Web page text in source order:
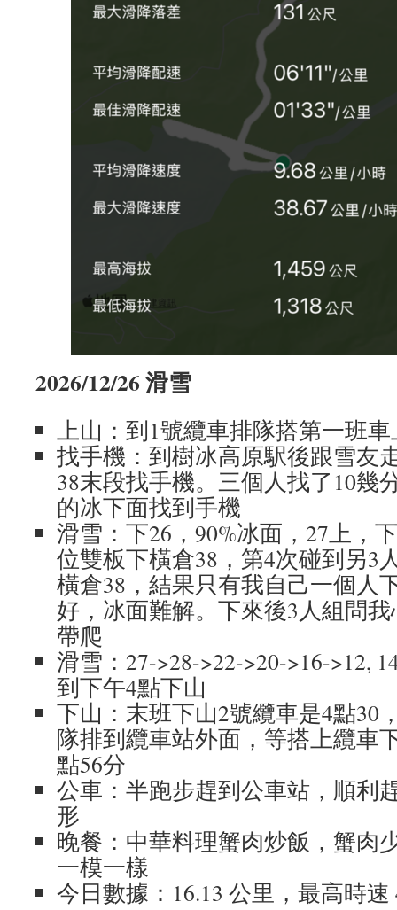
2026/12/26 滑雪
上山：到1號纜車排隊搭第一班
找手機：到樹冰高原駅後跟雪友
38末段找手機。三個人找了10幾
的冰下面找到手機
滑雪：下26，90%冰面，27上，
位雙板下橫倉38，第4次碰到另3
橫倉38，結果只有我自己一個人
好，冰面難解。下來後3人組問
帶爬
滑雪：27->28->22->20->16->12,
到下午4點下山
下山：末班下山2號纜車是4點30
隊排到纜車站外面，等搭上纜車
點56分
公車：半跑步趕到公車站，順利
形
晚餐：中華料理蟹肉炒飯，蟹肉
一模一樣
今日數據：16.13 公里，最高時速